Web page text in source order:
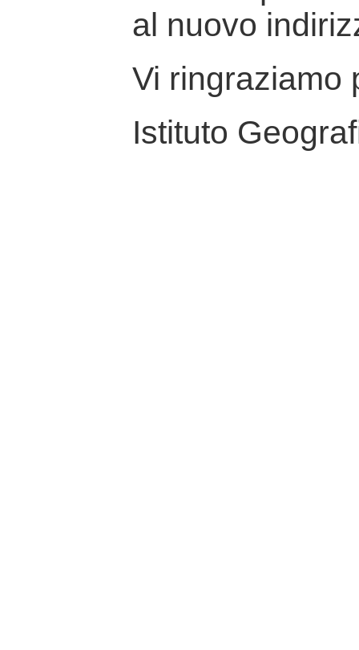
al nuovo
Vi ringraziamo
Istituto